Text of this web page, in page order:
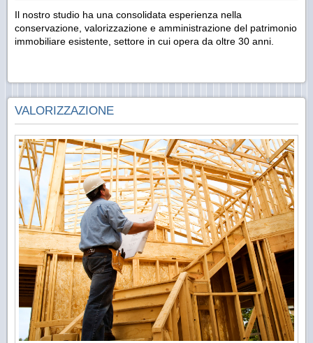
Il nostro studio ha una consolidata esperienza nella
conservazione, valorizzazione e amministrazione del patrimonio
immobiliare esistente, settore in cui opera da oltre 30 anni.
VALORIZZAZIONE